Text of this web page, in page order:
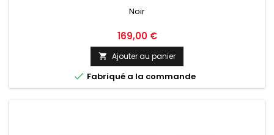
Noir
Prix
169,00 €
 Ajouter au panier
 Fabriqué a la commande